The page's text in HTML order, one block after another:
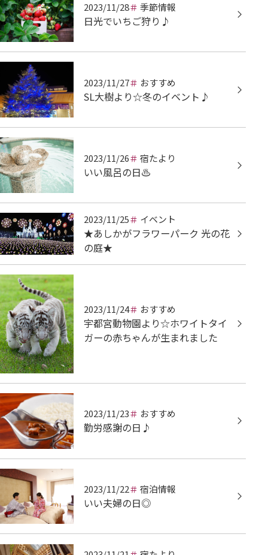
2023/11/28 季節情報
日光でいちご狩り♪
2023/11/27 おすすめ
SL大樹より☆冬のイベント♪
2023/11/26 宿たより
いい風呂の日♨
2023/11/25 イベント
★あしかがフラワーパーク 光の花
の庭★
2023/11/24 おすすめ
宇都宮動物園より☆ホワイトタイ
ガーの赤ちゃんが生まれました
2023/11/23 おすすめ
勤労感謝の日♪
2023/11/22 宿泊情報
いい夫婦の日◎